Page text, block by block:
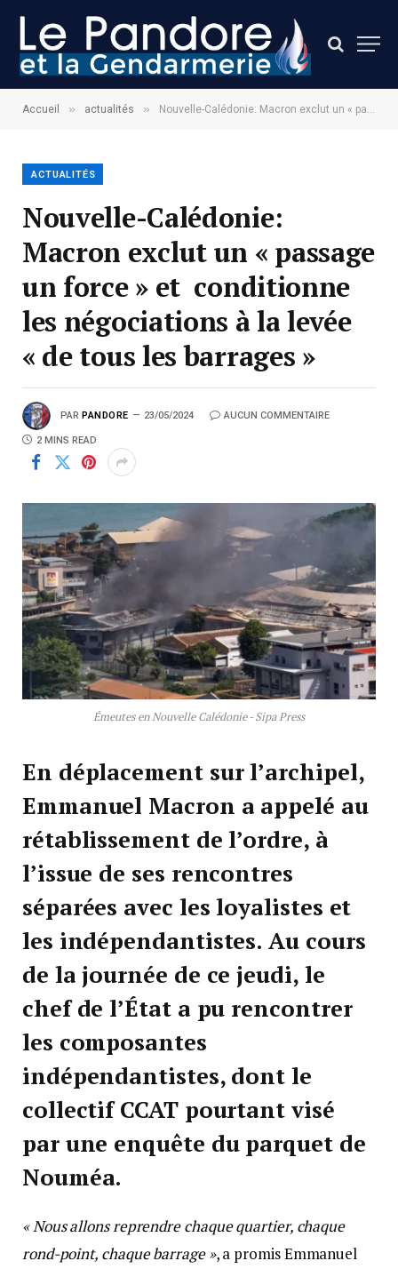
Accueil » actualités » Nouvelle-Calédonie: Macron exclut un « passage un force » et conditionne les négociations à la levée « de tous les barrages »
ACTUALITÉS
Nouvelle-Calédonie:
Macron exclut un « passage
un force » et conditionne
les négociations à la levée
« de tous les barrages »
PAR PANDORE 23/05/2024 AUCUN COMMENTAIRE
2 MINS READ
Émeutes en Nouvelle Calédonie - Sipa Press
En déplacement sur l’archipel,
Emmanuel Macron a appelé au
rétablissement de l’ordre, à
l’issue de ses rencontres
séparées avec les loyalistes et
les indépendantistes. Au cours
de la journée de ce jeudi, le
chef de l’État a pu rencontrer
les composantes
indépendantistes, dont le
collectif CCAT pourtant visé
par une enquête du parquet de
Nouméa.
« Nous allons reprendre chaque quartier, chaque
rond-point, chaque barrage », a promis Emmanuel